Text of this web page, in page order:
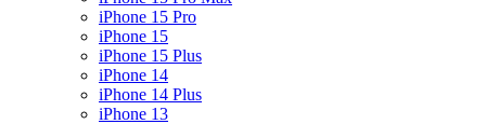
iPhone 15 Pro
iPhone 15
iPhone 15 Plus
iPhone 14
iPhone 14 Plus
iPhone 13